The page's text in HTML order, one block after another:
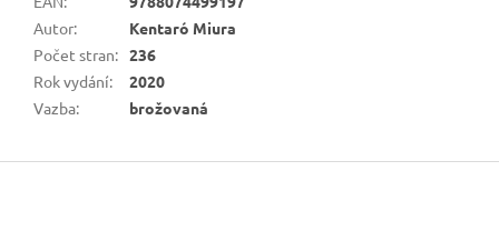
Autor:
Kentaró Miura
Počet stran: 236
Rok vydání:
2020
Vazba: brožovaná
Z